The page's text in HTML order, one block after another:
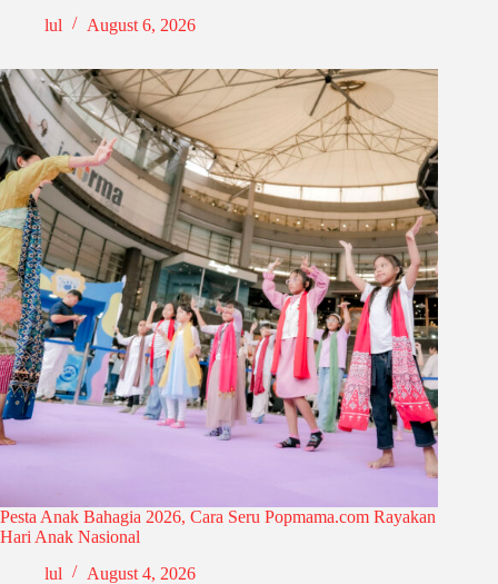
lul
August 6, 2026
Pesta Anak Bahagia 2026, Cara Seru Popmama.com Rayakan
Hari Anak Nasional
lul
August 4, 2026